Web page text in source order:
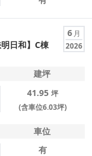
日和】C棟
6 月
2026
建坪
41.95 坪
(含車位6.03坪)
車位
有